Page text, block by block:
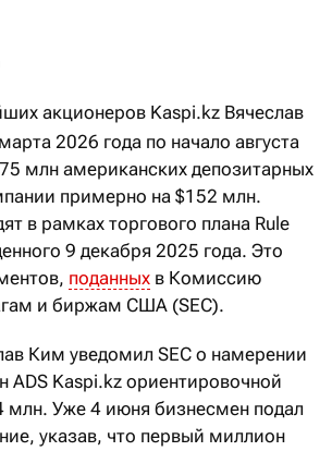
акционеров Kaspi.kz Вячеслав
2026 года по начало августа
млн американских депозитарных
примерно на $152 млн.
в рамках торгового плана Rule
9 декабря 2025 года. Это
поданных в Комиссию
и биржам США (SEC).
Ким уведомил SEC о намерении
ADS Kaspi.kz ориентировочной
млн. Уже 4 июня бизнесмен подал
указав, что первый миллион